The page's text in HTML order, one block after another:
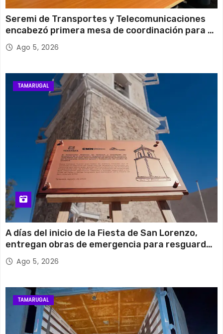
Seremi de Transportes y Telecomunicaciones
encabezó primera mesa de coordinación para el
retiro de cables en desuso en Iquique
Ago 5, 2026
TAMARUGAL
A días del inicio de la Fiesta de San Lorenzo,
entregan obras de emergencia para resguardar
su histórico campanario
Ago 5, 2026
TAMARUGAL